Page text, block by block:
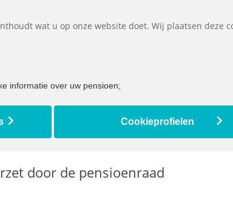
door de pensioenraad
wat u op onze website doet. Wij plaatsen deze
informatie over uw pensioen;
Cookieprofielen